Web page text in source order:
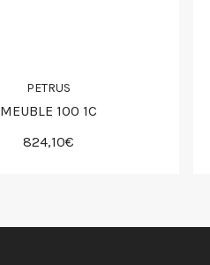
PETRUS
MEUBLE 100 1C
824,10€